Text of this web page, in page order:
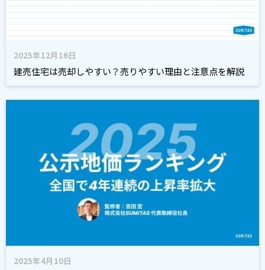
2025年12月16日
建売住宅は売却しやすい？売りやすい理由と注意点を解説
2025年4月10日